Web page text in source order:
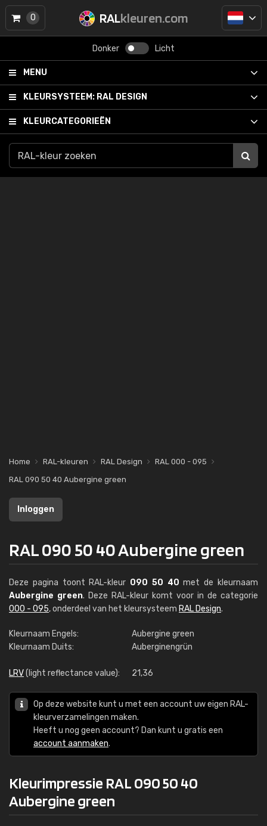
RALkleuren.com
Donker Licht
MENU
KLEURSYSTEEM: RAL DESIGN
KLEURCATEGORIEËN
0
Home RAL-kleuren RAL Design
RAL 000 - 095
RAL 090 50 40 Aubergine green
Inloggen
RAL 090 50 40 Aubergine green
Deze pagina toont RAL-kleur 090 50 40 met de kleurnaam
Aubergine green. Deze RAL-kleur komt voor in de categorie
000 - 095, onderdeel van het kleursysteem RAL Design.
Kleurnaam Engels:
Aubergine green
Kleurnaam Duits:
Auberginengrün
LRV(light reflectance value): 21,36
Op deze website kunt u met een account uw eigen RAL-
kleurverzamelingen maken.
Heeft u nog geen account? Dan kunt u gratis een
account aanmaken.
Kleurimpressie RAL 090 50 40
Aubergine green